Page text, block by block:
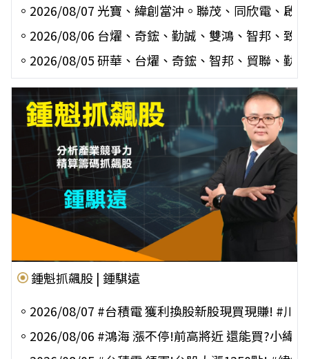
。 2026/08/07 光寶、緯創當沖。聯茂、同欣電、啟
。 2026/08/06 台燿、奇鋐、勤誠、雙鴻、智邦、致
。 2026/08/05 研華、台燿、奇鋐、智邦、貿聯、勤
鍾魁抓飆股 | 鍾騏遠
。 2026/08/07 #台積電 獲利換股新股現買現賺! #川
。 2026/08/06 #鴻海 漲不停!前高將近 還能買?小緯